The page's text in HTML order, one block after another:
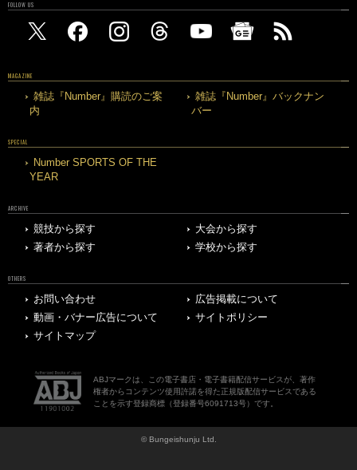
FOLLOW US
MAGAZINE
雑誌『Number』購読のご案
内
雑誌『Number』バックナン
バー
SPECIAL
Number SPORTS OF THE
YEAR
ARCHIVE
競技から探す
大会から探す
著者から探す
学校から探す
OTHERS
お問い合わせ
広告掲載について
動画・バナー広告について
サイトポリシー
サイトマップ
ABJマークは、この電子書店・電子書籍配信サービスが、著作
権者からコンテンツ使用許諾を得た正規版配信サービスである
ことを示す登録商標（登録番号6091713号）です。
© Bungeishunju Ltd.